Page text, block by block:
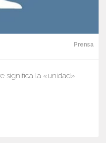
Prensa
significa la «unidad»